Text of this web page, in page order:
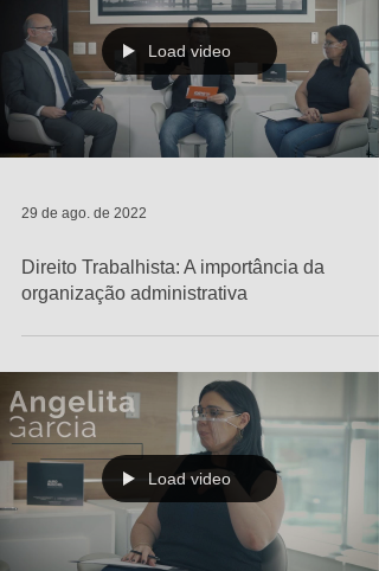
Load video
29 de ago. de 2022
Direito Trabalhista: A importância da
organização administrativa
Load video